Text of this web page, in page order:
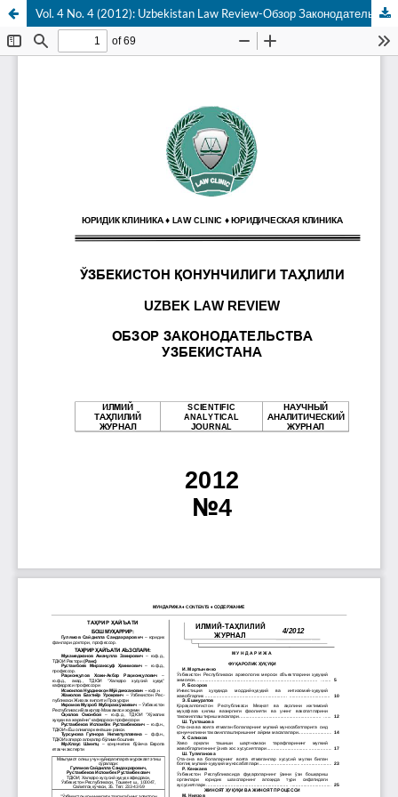
Vol. 4 No. 4 (2012): Uzbekistan Law Review-Обзор Законодательства Узбекистана-O'zbekiston Qonunchilik Tahlili